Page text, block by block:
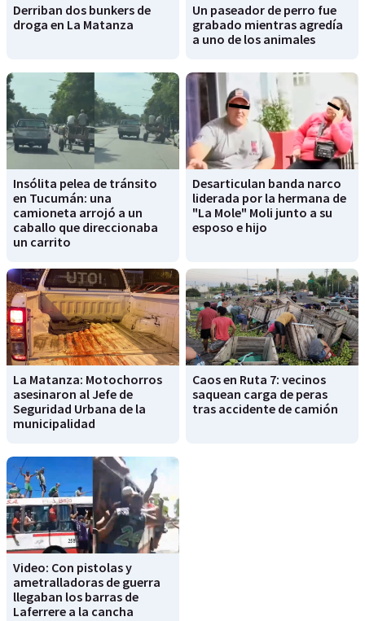
Derriban dos bunkers de
droga en La Matanza
Un paseador de perro fue
grabado mientras agredía
a uno de los animales
Insólita pelea de tránsito
en Tucumán: una
camioneta arrojó a un
caballo que direccionaba
un carrito
Desarticulan banda narco
liderada por la hermana de
"La Mole" Moli junto a su
esposo e hijo
La Matanza: Motochorros
asesinaron al Jefe de
Seguridad Urbana de la
municipalidad
Caos en Ruta 7: vecinos
saquean carga de peras
tras accidente de camión
Video: Con pistolas y
ametralladoras de guerra
llegaban los barras de
Laferrere a la cancha